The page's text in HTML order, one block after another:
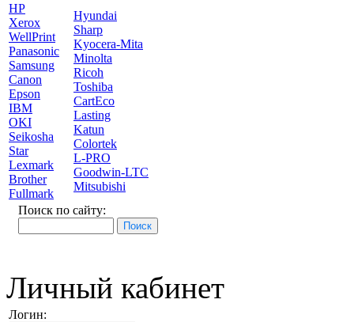
HP
Xerox
WellPrint
Panasonic
Samsung
Canon
Epson
IBM
OKI
Seikosha
Star
Lexmark
Brother
Fullmark
Hyundai
Sharp
Kyocera-Mita
Minolta
Ricoh
Toshiba
CartEco
Lasting
Katun
Colortek
L-PRO
Goodwin-LTC
Mitsubishi
Поиск по сайту:
Личный кабинет
Логин: